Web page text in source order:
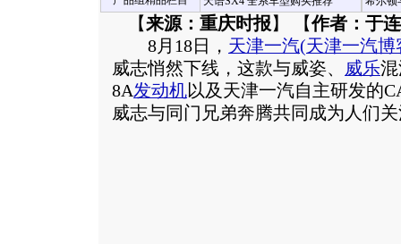
【来源：重庆时报 】 【作者：于
8月18日， 天津一汽(天津一汽博
威志悄然下线，这款与威姿、 威乐
8A发动机以及天津一汽自主研发的
威志与同门兄弟奔腾共同成为人们